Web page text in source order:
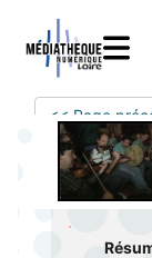
Catalogue
Menu
mobile
LIVRES
E-books
Mangas
Livres audio
PRESSE
AUDIO
Musique
Mon
compte
responsive
mobile
Mode d'emploi
Mon compte
J'AI DEJA UN
Je me connecte
<< Page